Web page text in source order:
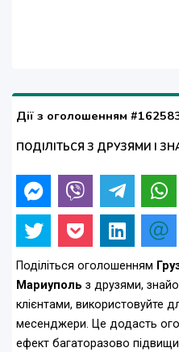
Дії з оголошенням
ПОДІЛІТЬСЯ З ДРУЗЯМИ І
Поділіться оголошенням
Мариуполь з друзями,
клієнтами, використовуйте
месенджери. Це додасть
ефект багаторазово